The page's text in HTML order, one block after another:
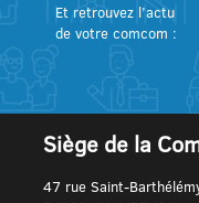
Et retrouvez l’actu
de votre comcom :
Siège de la
47 rue Saint-